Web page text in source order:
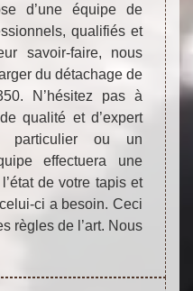
d’une équipe de
qualifiés et
savoir-faire, nous
du détachage de
N’hésitez pas à
qualité et d’expert
ou un
effectuera une
de votre tapis et
ci a besoin. Ceci
règles de l’art. Nous